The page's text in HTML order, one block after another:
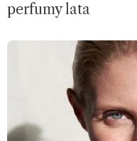
perfumy lata